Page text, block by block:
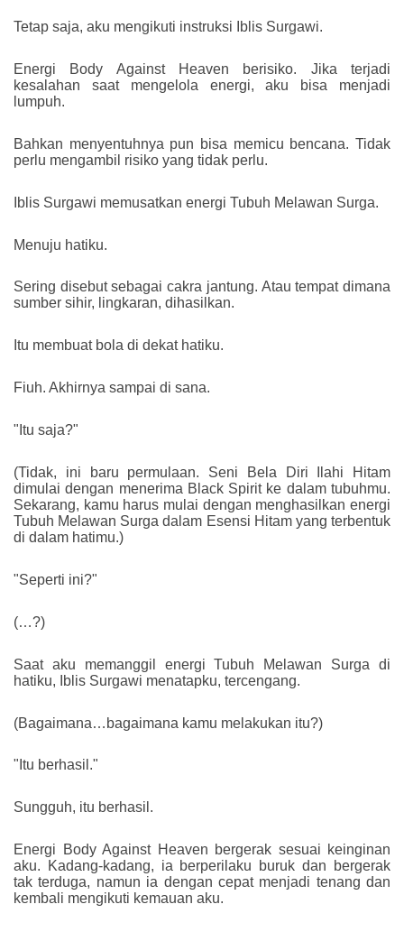
Tetap saja, aku mengikuti instruksi Iblis Surgawi.
Energi Body Against Heaven berisiko. Jika terjadi
kesalahan saat mengelola energi, aku bisa menjadi
lumpuh.
Bahkan menyentuhnya pun bisa memicu bencana. Tidak
perlu mengambil risiko yang tidak perlu.
Iblis Surgawi memusatkan energi Tubuh Melawan Surga.
Menuju hatiku.
Sering disebut sebagai cakra jantung. Atau tempat dimana
sumber sihir, lingkaran, dihasilkan.
Itu membuat bola di dekat hatiku.
Fiuh. Akhirnya sampai di sana.
"Itu saja?"
(Tidak, ini baru permulaan. Seni Bela Diri Ilahi Hitam
dimulai dengan menerima Black Spirit ke dalam tubuhmu.
Sekarang, kamu harus mulai dengan menghasilkan energi
Tubuh Melawan Surga dalam Esensi Hitam yang terbentuk
di dalam hatimu.)
"Seperti ini?"
(…?)
Saat aku memanggil energi Tubuh Melawan Surga di
hatiku, Iblis Surgawi menatapku, tercengang.
(Bagaimana…bagaimana kamu melakukan itu?)
"Itu berhasil."
Sungguh, itu berhasil.
Energi Body Against Heaven bergerak sesuai keinginan
aku. Kadang-kadang, ia berperilaku buruk dan bergerak
tak terduga, namun ia dengan cepat menjadi tenang dan
kembali mengikuti kemauan aku.